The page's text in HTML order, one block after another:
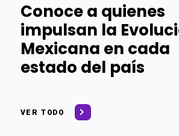
Conoce a quienes
impulsan la
Mexicana en cada
estado del país
VER TODO